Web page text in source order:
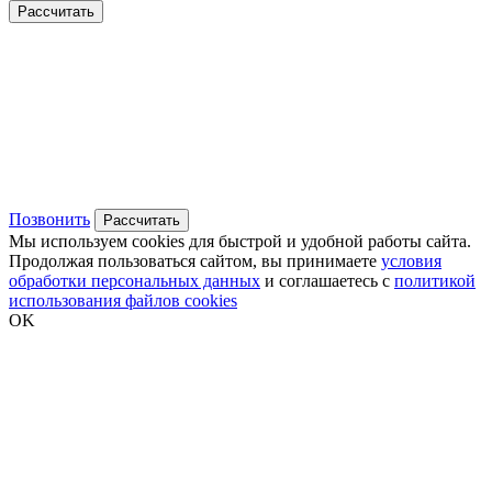
Рассчитать
Позвонить Рассчитать
Мы используем cookies для быстрой и удобной работы сайта.
Продолжая пользоваться сайтом, вы принимаете условия
обработки персональных данных и соглашаетесь с политикой
использования файлов cookies
OK